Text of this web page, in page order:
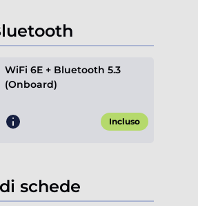
WiFi 6E + Bluetooth 5.3
(Onboard)
Incluso
schede